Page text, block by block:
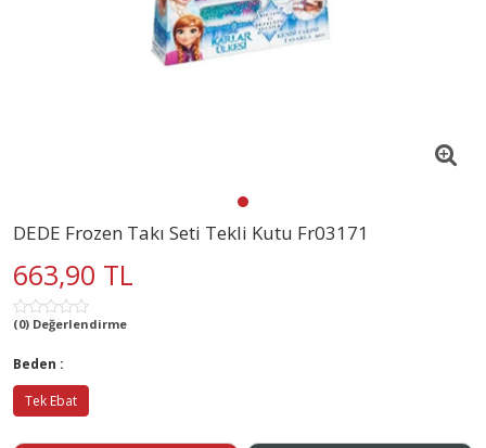
DEDE Frozen Takı Seti Tekli Kutu Fr03171
663,90 TL
(0) Değerlendirme
Beden :
Tek Ebat